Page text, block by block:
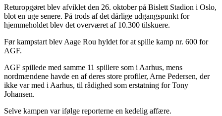
Returopgøret blev afviklet den 26. oktober på Bislett Stadion i Oslo,
blot en uge senere. På trods af det dårlige udgangspunkt for
hjemmeholdet blev det overværet af 10.300 tilskuere.
Før kampstart blev Aage Rou hyldet for at spille kamp nr. 600 for
AGF.
AGF spillede med samme 11 spillere som i Aarhus, mens
nordmændene havde en af deres store profiler, Arne Pedersen, der
ikke var med i Aarhus, til rådighed som erstatning for Tony
Johansen.
Selve kampen var ifølge reporterne en kedelig affære.